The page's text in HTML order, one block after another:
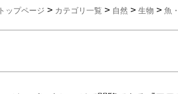
トップページ > カテゴリ一覧 > 自然 > 生物 > 魚